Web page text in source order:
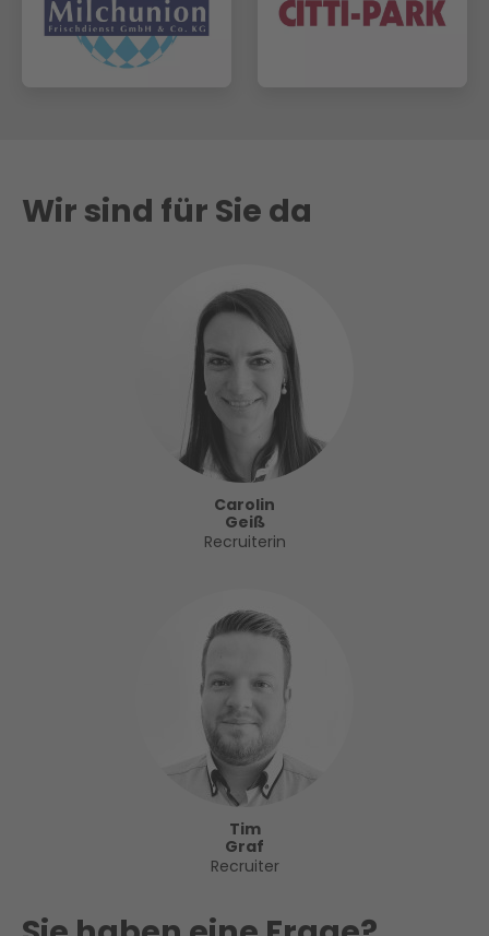
Wir sind für Sie da
Carolin
Geiß
Recruiterin
Tim
Graf
Recruiter